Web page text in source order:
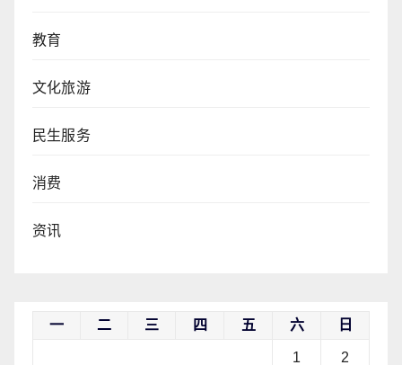
教育
文化旅游
民生服务
消费
资讯
一 二 三 四 五 六 日
1 2